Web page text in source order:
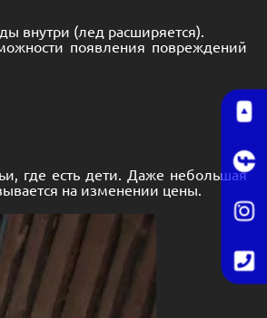
внутри (лед расширяется).
появления повреждений
где есть дети. Даже небольшая
на изменении цены.